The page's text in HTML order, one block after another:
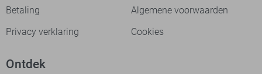
Betaling
Algemene voorwaarden
Privacy verklaring
Cookies
Ontdek